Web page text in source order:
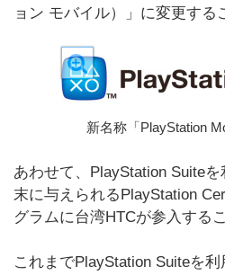
ョン モバイル）」に変更する
新名称「PlayStation
あわせて、PlayStation Suite
末に与えられるPlayStation
グラムに台湾HTCが参入する
これまでPlayStation Suiteを